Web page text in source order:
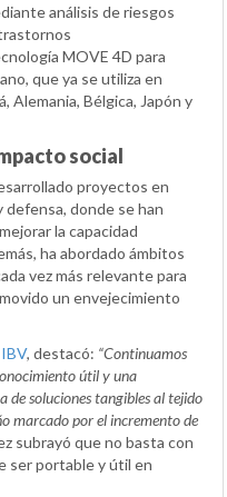
análisis de riesgos
MOVE 4D para
que ya se utiliza en
Alemania, Bélgica, Japón y
social
proyectos en
donde se han
la capacidad
ha abordado ámbitos
vez más relevante para
un envejecimiento
IBV, destacó: “Continuamos
útil y una
de soluciones tangibles al tejido
marcado por el incremento de
subrayó que no basta con
ser portable y útil en